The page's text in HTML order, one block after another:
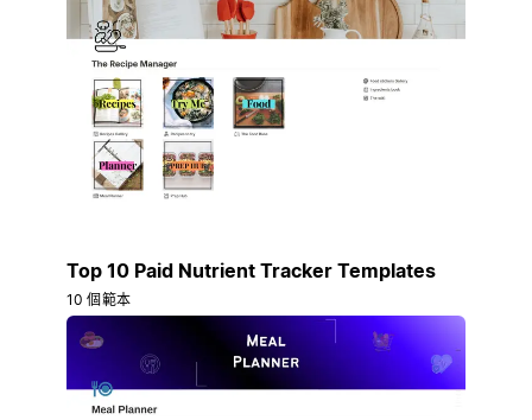
Top 10 Paid Nutrient Tracker Templates
10 個範本